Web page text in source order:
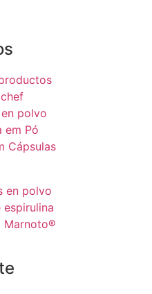
polvo
em Pó
Cápsulas
en polvo
espirulina
Marnoto®